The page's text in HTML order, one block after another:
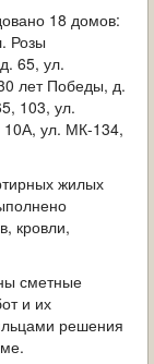
18 домов:
Розы
65, ул.
лет Победы, д.
103, ул.
10А, ул. МК-134,
жилых
кровли,
сметные
и их
решения